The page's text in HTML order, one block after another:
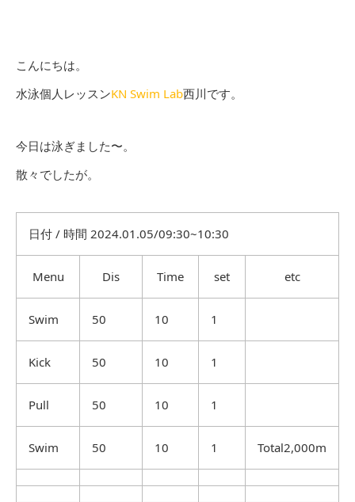
こんにちは。
水泳個人レッスンKN Swim Lab西川です。
今日は泳ぎました〜。
散々でしたが。
日付 / 時間 2024.01.05/09:30~10:30
Menu Dis Time set etc
Swim 50 10 1
Kick 50 10 1
Pull 50 10 1
Swim 50 10 1 Total2,000m